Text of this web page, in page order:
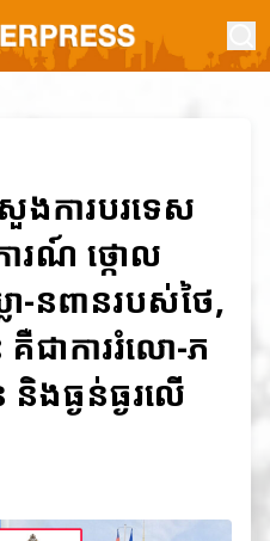
ងការបរទេស
ារណ៍ ថ្កោល
-នពានរបស់ថៃ,
គឺជាការរំលោ-ភ
ងធ្ងន់ធ្ងរលើ